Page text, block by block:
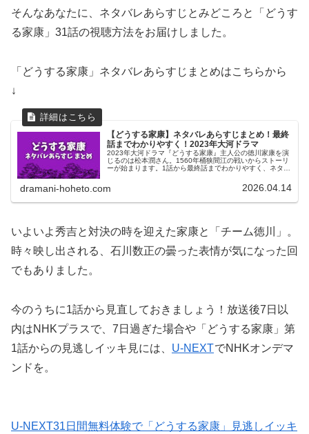
そんなあなたに、ネタバレあらすじとみどころと「どうす
る家康」31話の視聴方法をお届けしました。
「どうする家康」ネタバレあらすじまとめはこちらから
↓
【どうする家康】ネタバレあらすじまとめ！最終
話までわかりやすく！2023年大河ドラマ
2023年大河ドラマ『どうする家康』主人公の徳川家康を演
じるのは松本潤さん。1560年桶狭間江の戦いからストーリ
ーが始まります。1話から最終話までわかりやすく、ネタバ
dramani-hoheto.com 2026.04.14
いよいよ秀吉と対決の時を迎えた家康と「チーム徳川」。
時々映し出される、石川数正の曇った表情が気になった回
でもありました。
今のうちに1話から見直しておきましょう！放送後7日以
内はNHKプラスで、7日過ぎた場合や「どうする家康」第
1話からの見逃しイッキ見には、 U-NEXTでNHKオンデマ
ンドを。
U-NEXT31日間無料体験で「どうする家康」見逃しイッキ